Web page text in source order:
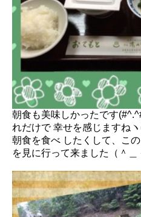
朝食も美味しかったです
れだけで 幸せを感じますね
朝食を食べ したくして、こ
を見に行って来ました（＾